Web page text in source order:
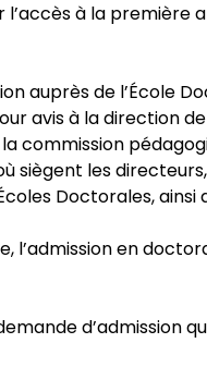
l’accès à la
auprès de l’École
avis à la direction
commission
siègent les
Doctorales, ainsi
l’admission en
d’admission